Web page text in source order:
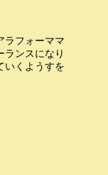
ラフォーママ
ランスになり
いくようすを